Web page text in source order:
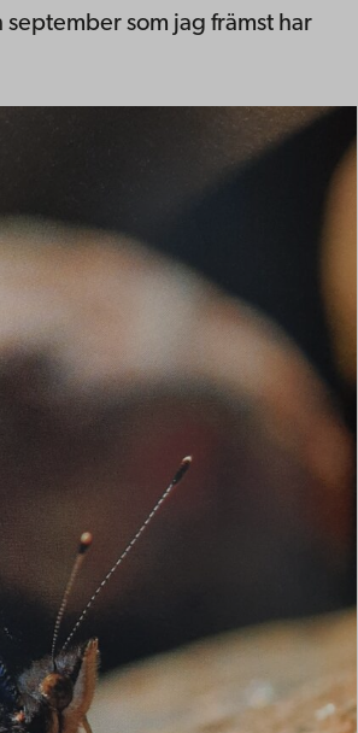
som jag främst har